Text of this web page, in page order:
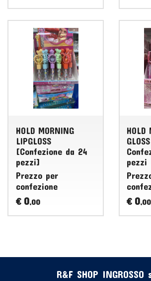
HOLD MORNING
LIPGLOSS
[Confezione da 24
pezzi]
Prezzo per
confezione
€ 0,00
HOLD
pezzi
€ 0,00
R&F SHOP INGROSSO